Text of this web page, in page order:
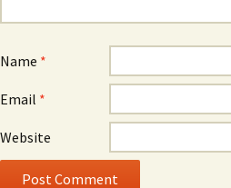
Name *
Email *
Website